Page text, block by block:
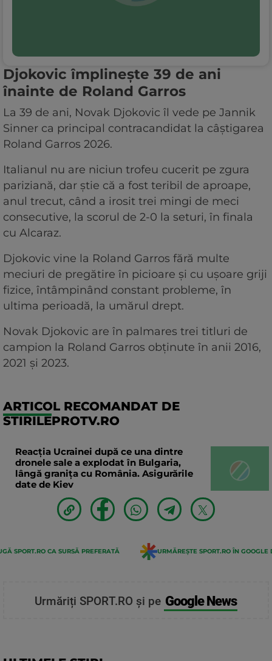
Djokovic împlinește 39 de ani
înainte de Roland Garros
La 39 de ani, Novak Djokovic îl vede pe Jannik
Sinner ca principal contracandidat la câștigarea
Roland Garros 2026.
Italianul nu are niciun trofeu cucerit pe zgura
pariziană, dar știe că a fost teribil de aproape,
anul trecut, când a irosit trei mingi de meci
consecutive, la scorul de 2-0 la seturi, în finala
cu Alcaraz.
Djokovic vine la Roland Garros fără multe
meciuri de pregătire în picioare și cu ușoare griji
fizice, întâmpinând constant probleme, în
ultima perioadă, la umărul drept.
Novak Djokovic are în palmares trei titluri de
campion la Roland Garros obținute în anii 2016,
2021 și 2023.
ARTICOL RECOMANDAT DE
STIRILEPROTV.RO
Reacția Ucrainei după ce una dintre
dronele sale a explodat în Bulgaria,
lângă granița cu România. Asigurările
date de Kiev
SPORT.RO CA SURSĂ PREFERATĂ URMĂREȘTE SPORT.RO ÎN GOOGLE
Urmăriți SPORT.RO și pe Google News